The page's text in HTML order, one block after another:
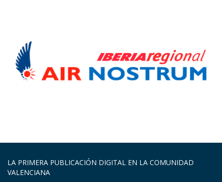
LA PRIMERA PUBLICACIÓN DIGITAL EN LA COMUNIDAD
VALENCIANA